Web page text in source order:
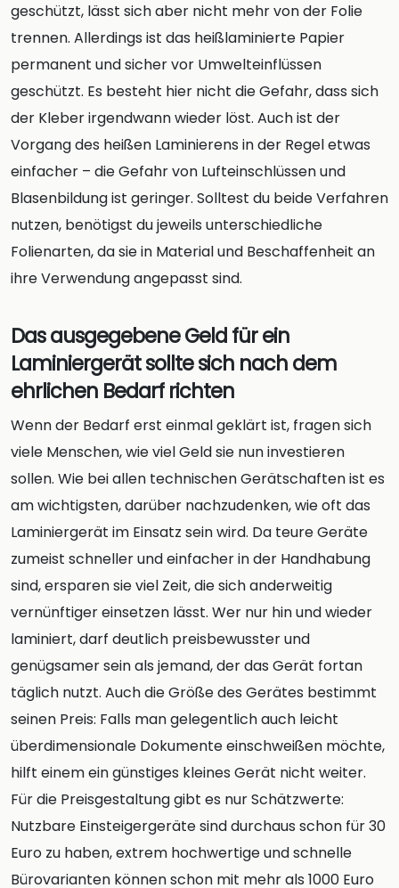
geschützt, lässt sich aber nicht mehr von der Folie
trennen. Allerdings ist das heißlaminierte Papier
permanent und sicher vor Umwelteinflüssen
geschützt. Es besteht hier nicht die Gefahr, dass sich
der Kleber irgendwann wieder löst. Auch ist der
Vorgang des heißen Laminierens in der Regel etwas
einfacher – die Gefahr von Lufteinschlüssen und
Blasenbildung ist geringer. Solltest du beide Verfahren
nutzen, benötigst du jeweils unterschiedliche
Folienarten, da sie in Material und Beschaffenheit an
ihre Verwendung angepasst sind.
Das ausgegebene Geld für ein
Laminiergerät sollte sich nach dem
ehrlichen Bedarf richten
Wenn der Bedarf erst einmal geklärt ist, fragen sich
viele Menschen, wie viel Geld sie nun investieren
sollen. Wie bei allen technischen Gerätschaften ist es
am wichtigsten, darüber nachzudenken, wie oft das
Laminiergerät im Einsatz sein wird. Da teure Geräte
zumeist schneller und einfacher in der Handhabung
sind, ersparen sie viel Zeit, die sich anderweitig
vernünftiger einsetzen lässt. Wer nur hin und wieder
laminiert, darf deutlich preisbewusster und
genügsamer sein als jemand, der das Gerät fortan
täglich nutzt. Auch die Größe des Gerätes bestimmt
seinen Preis: Falls man gelegentlich auch leicht
überdimensionale Dokumente einschweißen möchte,
hilft einem ein günstiges kleines Gerät nicht weiter.
Für die Preisgestaltung gibt es nur Schätzwerte:
Nutzbare Einsteigergeräte sind durchaus schon für 30
Euro zu haben, extrem hochwertige und schnelle
Bürovarianten können schon mit mehr als 1000 Euro